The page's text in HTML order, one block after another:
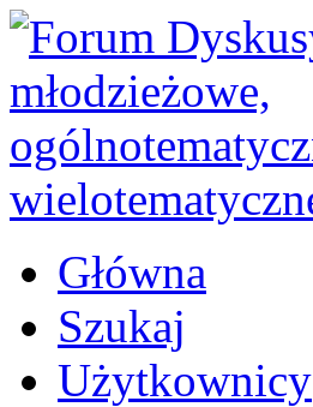
Główna
Szukaj
Użytkownicy